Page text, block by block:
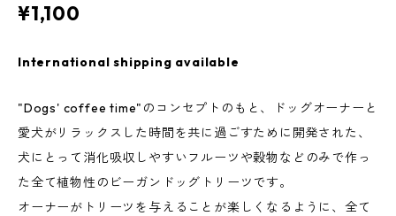
¥1,100
International shipping available
"Dogs' coffee time"のコンセプトのもと、ドッグオーナーと
愛犬がリラックスした時間を共に過ごすために開発された、
犬にとって消化吸収しやすいフルーツや穀物などのみで作っ
た全て植物性のビーガンドッグトリーツです。
オーナーがトリーツを与えることが楽しくなるように、全て